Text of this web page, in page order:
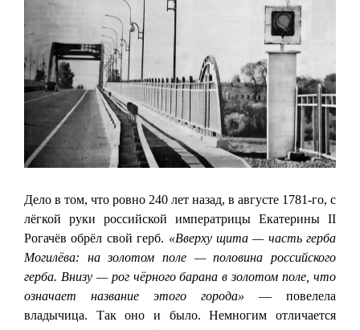
Дело в том, что ровно 240 лет назад, в августе 1781-го, с
лёгкой руки российской императрицы Екатерины II
Рогачёв обрёл свой герб. «Вверху щита — часть герба
Могилёва: на золотом поле — половина российского
герба. Внизу — рог чёрного барана в золотом поле, что
означает название этого города» — повелела
владычица. Так оно и было. Немногим отличается